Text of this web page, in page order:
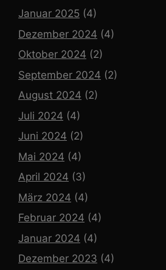
Januar 2025 (4)
Dezember 2024 (4)
Oktober 2024 (2)
September 2024 (2)
August 2024 (2)
Juli 2024 (4)
Juni 2024 (2)
Mai 2024 (4)
April 2024 (3)
März 2024 (4)
Februar 2024 (4)
Januar 2024 (4)
Dezember 2023 (4)